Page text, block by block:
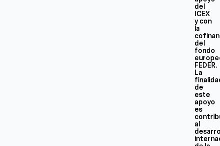
del
ICEX
y con
la
del
fondo
FEDER.
La
de
este
apoyo
es
al